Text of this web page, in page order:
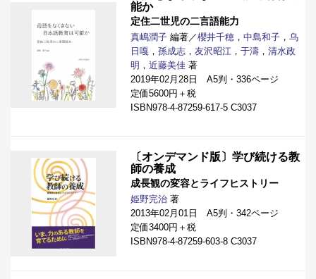
能か
定住二世児の二言語能力
真嶋潤子 編著／櫻井千穂 ， 中島和子 ， 乌
日嘎 ， 孫成志 ， 友沢昭江 ， 于濤 ， 清水政
明 ， 近藤美佳 著
2019年02月28日 A5判・336ページ
定価5600円＋税
ISBN978-4-87259-617-5 C3037
〔オンデマンド版〕学び続ける教
師の養成
成長観の変容とライフヒストリー
姫野完治 著
2013年02月01日 A5判・342ページ
定価3400円＋税
ISBN978-4-87259-603-8 C3037